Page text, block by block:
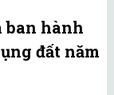
ban hành
đất năm